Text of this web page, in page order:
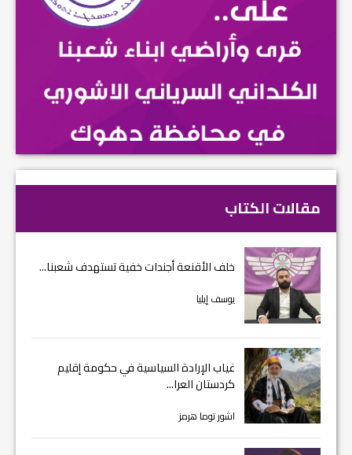
مقالات الكتاب
خلف الأقنعة أجندات خفية تستهدف شعبنا...
يوسف إيليا
غياب الإرادة السياسية في حكومة إقليم
كردستان العرا...
اشور توما هرمز